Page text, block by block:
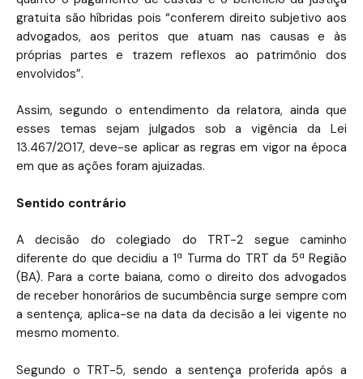
gratuita são híbridas pois “conferem direito subjetivo aos
advogados, aos peritos que atuam nas causas e às
próprias partes e trazem reflexos ao patrimônio dos
envolvidos”.
Assim, segundo o entendimento da relatora, ainda que
esses temas sejam julgados sob a vigência da Lei
13.467/2017, deve-se aplicar as regras em vigor na época
em que as ações foram ajuizadas.
Sentido contrário
A decisão do colegiado do TRT-2 segue caminho
diferente do que decidiu a 1ª Turma do TRT da 5ª Região
(BA). Para a corte baiana, como o direito dos advogados
de receber honorários de sucumbência surge sempre com
a sentença, aplica-se na data da decisão a lei vigente no
mesmo momento.
Segundo o TRT-5, sendo a sentença proferida após a